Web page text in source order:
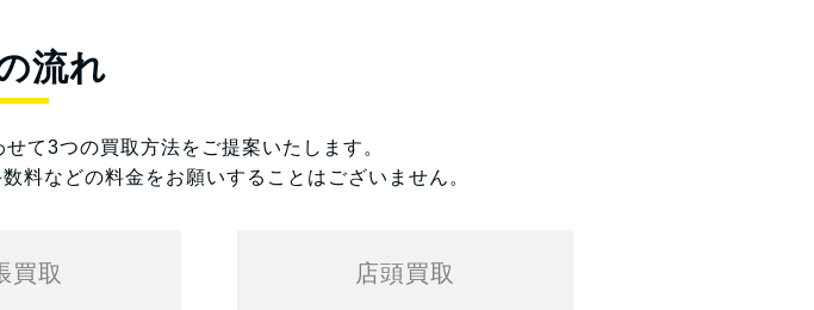
流れ
て3つの買取方法をご提案いたします。
料などの料金をお願いすることはございません。
買取 店頭買取